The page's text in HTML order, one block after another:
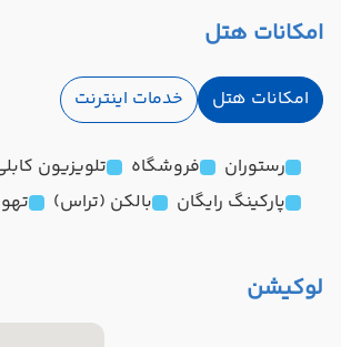
امکانات هتل
امکانات هتل خدمات اینترنت
رستوران فروشگاه تلویزیون
پارکینگ رایگان
بالکن (تراس)
لوکیشن